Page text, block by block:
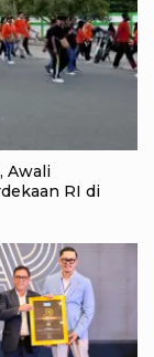
Awali
RI di